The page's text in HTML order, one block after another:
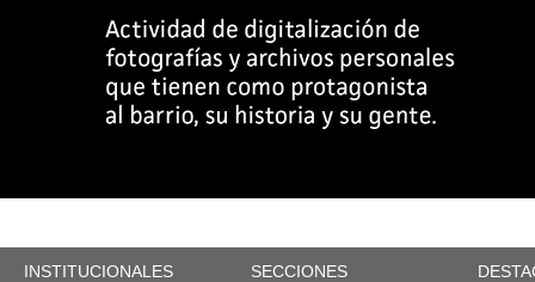
INSTITUCIONALES SECCIONES